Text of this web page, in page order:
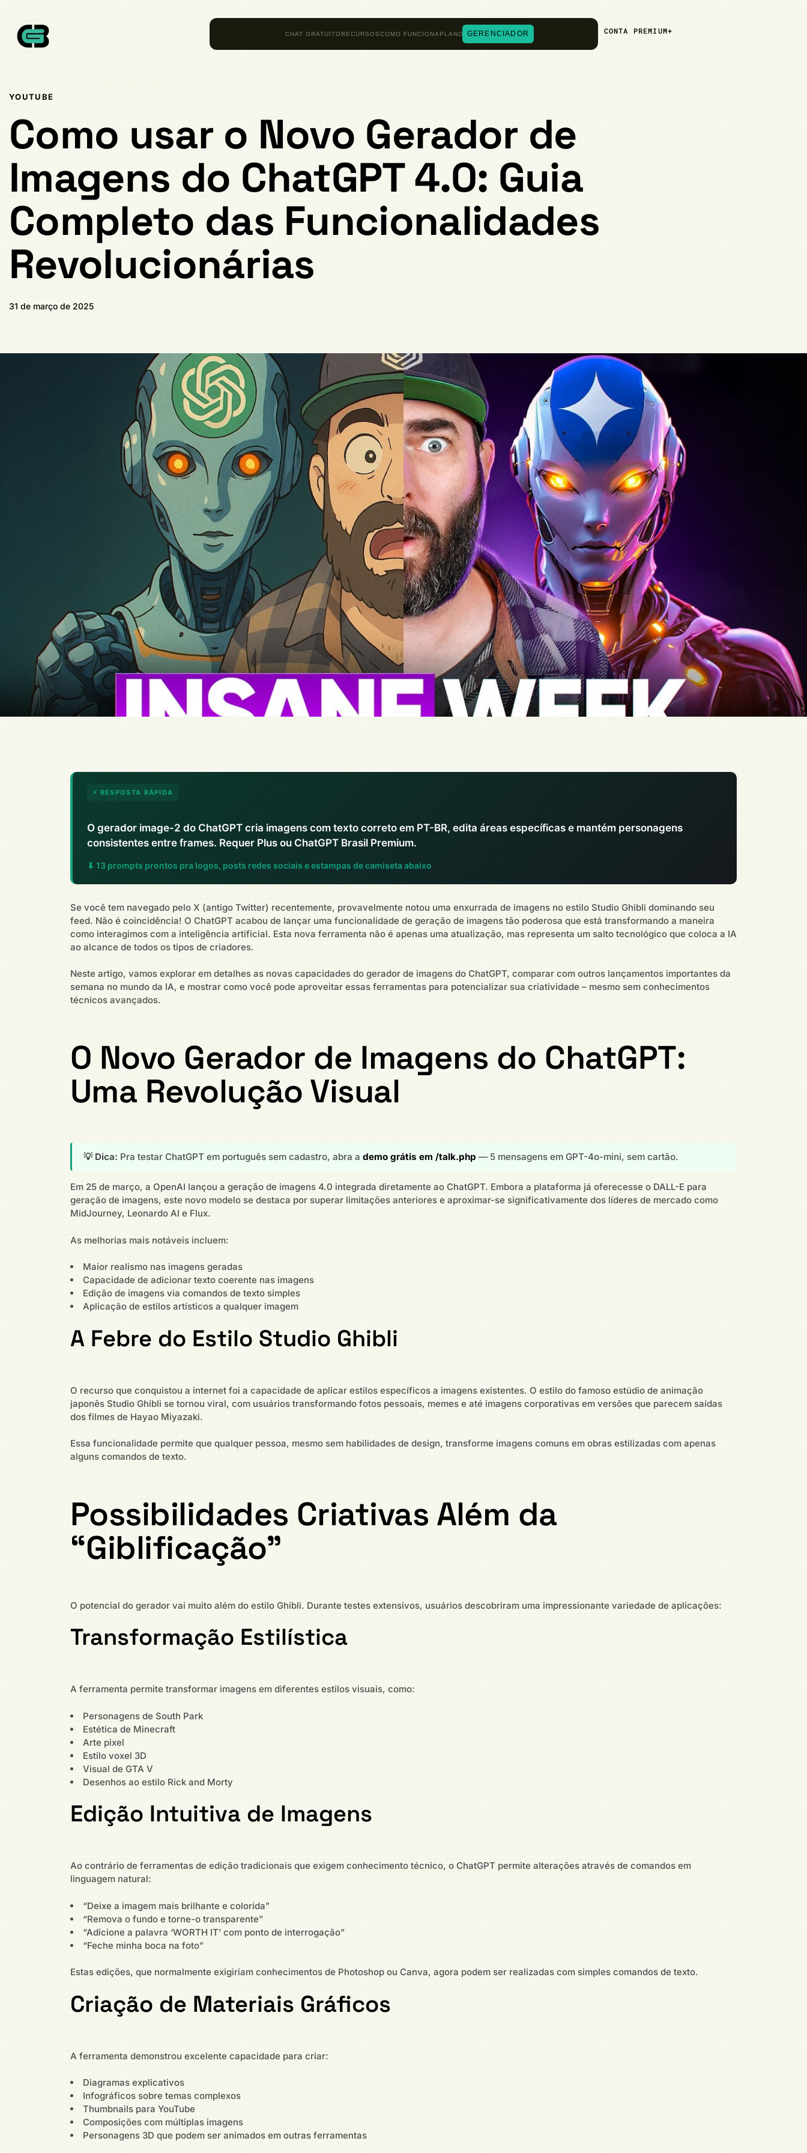
CHAT GRATUITORECURSOSCOMO FUNCIONA PLANOSGERENCIADOR CONTA PREMIUM+
YOUTUBE
Como usar o Novo Gerador de
Imagens do ChatGPT 4.0: Guia
Completo das Funcionalidades
Revolucionárias
31 de março de 2025
⚡ RESPOSTA RÁPIDA
O gerador image-2 do ChatGPT cria imagens com texto correto em PT-BR, edita áreas específicas e mantém personagens
consistentes entre frames. Requer Plus ou ChatGPT Brasil Premium.
⬇ 13 prompts prontos pra logos, posts redes sociais e estampas de camiseta abaixo
Se você tem navegado pelo X (antigo Twitter) recentemente, provavelmente notou uma enxurrada de imagens no estilo Studio Ghibli dominando seu
feed. Não é coincidência! O ChatGPT acabou de lançar uma funcionalidade de geração de imagens tão poderosa que está transformando a maneira
como interagimos com a inteligência artificial. Esta nova ferramenta não é apenas uma atualização, mas representa um salto tecnológico que coloca a IA
ao alcance de todos os tipos de criadores.
Neste artigo, vamos explorar em detalhes as novas capacidades do gerador de imagens do ChatGPT, comparar com outros lançamentos importantes da
semana no mundo da IA, e mostrar como você pode aproveitar essas ferramentas para potencializar sua criatividade – mesmo sem conhecimentos
técnicos avançados.
O Novo Gerador de Imagens do ChatGPT:
Uma Revolução Visual
💡 Dica: Pra testar ChatGPT em português sem cadastro, abra ademo grátis em /talk.php — 5 mensagens em GPT-4o-mini, sem cartão.
Em 25 de março, a OpenAI lançou a geração de imagens 4.0 integrada diretamente ao ChatGPT. Embora a plataforma já oferecesse o DALL-E para
geração de imagens, este novo modelo se destaca por superar limitações anteriores e aproximar-se significativamente dos líderes de mercado como
MidJourney, Leonardo AI e Flux.
As melhorias mais notáveis incluem:
Maior realismo nas imagens geradas
Capacidade de adicionar texto coerente nas imagens
Edição de imagens via comandos de texto simples
Aplicação de estilos artísticos a qualquer imagem
A Febre do Estilo Studio Ghibli
O recurso que conquistou a internet foi a capacidade de aplicar estilos específicos a imagens existentes. O estilo do famoso estúdio de animação
japonês Studio Ghibli se tornou viral, com usuários transformando fotos pessoais, memes e até imagens corporativas em versões que parecem saídas
dos filmes de Hayao Miyazaki.
Essa funcionalidade permite que qualquer pessoa, mesmo sem habilidades de design, transforme imagens comuns em obras estilizadas com apenas
alguns comandos de texto.
Possibilidades Criativas Além da
“Giblificação”
O potencial do gerador vai muito além do estilo Ghibli. Durante testes extensivos, usuários descobriram uma impressionante variedade de aplicações:
Transformação Estilística
A ferramenta permite transformar imagens em diferentes estilos visuais, como:
Personagens de South Park
Estética de Minecraft
Arte pixel
Estilo voxel 3D
Visual de GTA V
Desenhos ao estilo Rick and Morty
Edição Intuitiva de Imagens
Ao contrário de ferramentas de edição tradicionais que exigem conhecimento técnico, o ChatGPT permite alterações através de comandos em
linguagem natural:
“Deixe a imagem mais brilhante e colorida”
“Remova o fundo e torne-o transparente”
“Adicione a palavra ‘WORTH IT’ com ponto de interrogação”
“Feche minha boca na foto”
Estas edições, que normalmente exigiriam conhecimentos de Photoshop ou Canva, agora podem ser realizadas com simples comandos de texto.
Criação de Materiais Gráficos
A ferramenta demonstrou excelente capacidade para criar:
Diagramas explicativos
Infográficos sobre temas complexos
Thumbnails para YouTube
Composições com múltiplas imagens
Personagens 3D que podem ser animados em outras ferramentas